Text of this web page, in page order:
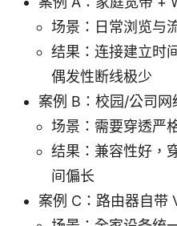
场景：日常浏览与
结果：连接建立时
偶发性断线极少
案例 B：校园/公司
场景：需要穿透严
结果：兼容性好，
间偏长
案例 C：路由器自带